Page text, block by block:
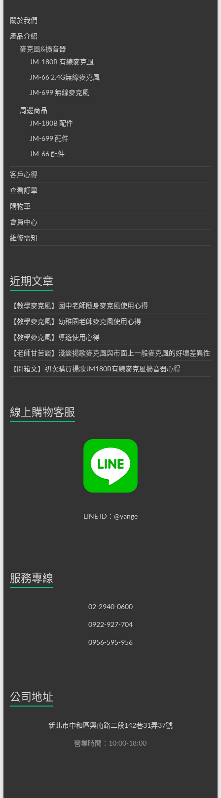
關於我們
產品介紹
麥克風&擴音器
JM-180B 有線麥克風
JM-66 2.4G無線麥克風
JM-699 無線麥克風
周邊商品
JM-180B 配件
JM-699 配件
JM-66 配件
客戶心得
查看訂單
購物車
會員中心
維修需知
近期文章
【教學麥克風】國中老師隨身麥克風使用心得
【教學麥克風】幼稚園老師麥克風使用心得
【教學麥克風】導遊使用心得
【老師甘苦談】淺談揚歌麥克風與市面上一般麥克風的好壞差異性
【開箱文】初次購買揚歌JM180B有線麥克風擴音器心得
線上購物客服
LINE ID：@yange
服務專線
02-2940-0600
0922-927-704
0956-595-956
公司地址
新北市中和區興南路二段142巷31弄37號
營業時間：10:00-18:00